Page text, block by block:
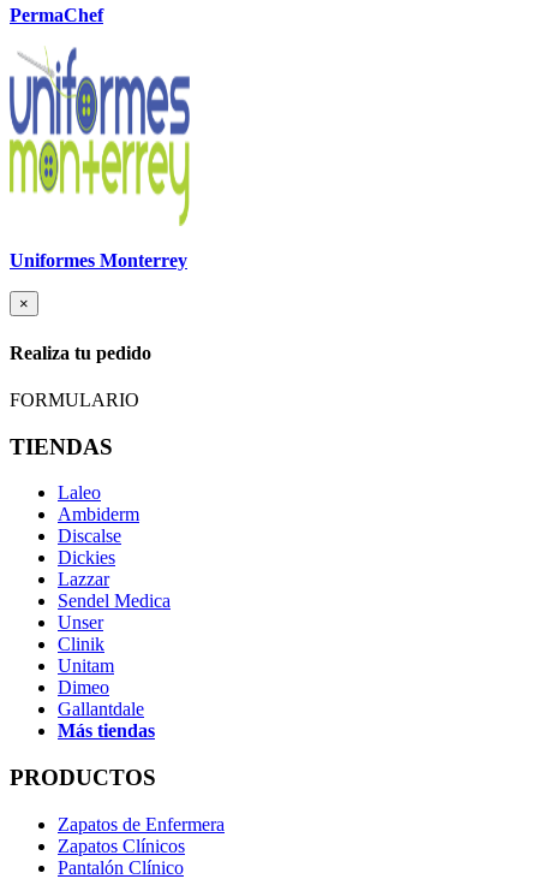
PermaChef
Uniformes Monterrey
×
Realiza tu pedido
FORMULARIO
TIENDAS
Laleo
Ambiderm
Discalse
Dickies
Lazzar
Sendel Medica
Unser
Clinik
Unitam
Dimeo
Gallantdale
Más tiendas
PRODUCTOS
Zapatos de Enfermera
Zapatos Clínicos
Pantalón Clínico